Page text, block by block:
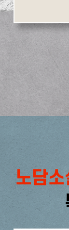
노담소